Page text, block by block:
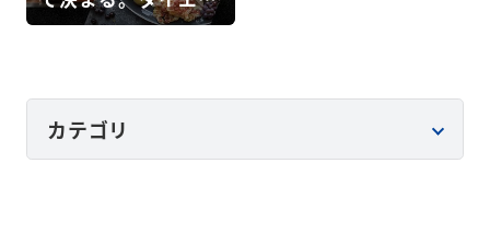
トを成功に導く鍵は
カテゴリ